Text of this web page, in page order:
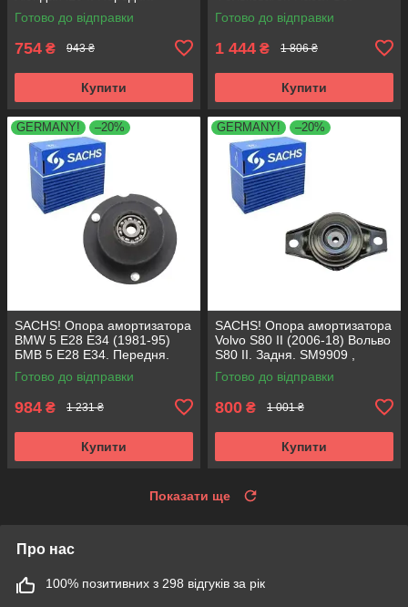
SM5818 , 801063 , KB689.27 ,
VKDA88511
Готово до відправки
754 ₴ 943 ₴
Купити
Передня. 803024 , KB657.27 ,
VKDA35167
Готово до відправки
1 444 ₴ 1 806 ₴
Купити
GERMANY! –20%
SACHS! Опора амортизатора
BMW 5 E28 E34 (1981-95)
БМВ 5 Е28 Е34. Передня.
SM1000 , 803151 , KB650.00 ,
VKDC35801
Готово до відправки
984 ₴ 1 231 ₴
Купити
GERMANY! –20%
SACHS! Опора амортизатора
Volvo S80 II (2006-18) Вольво
S80 II. Задня. SM9909 ,
802416 , KB952.10 ,
VKDA40436
Готово до відправки
800 ₴ 1 001 ₴
Купити
Показати ще
Про нас
100% позитивних з 298 відгуків за рік